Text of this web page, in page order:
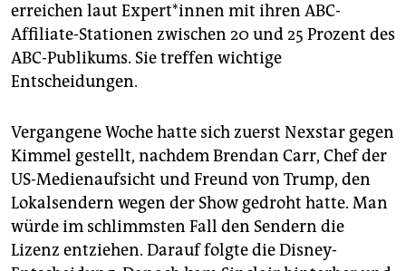
erreichen laut Ex­per­t*in­nen mit ihren ABC-
Affiliate-Stationen zwischen 20 und 25 Prozent des
ABC-Publikums. Sie treffen wichtige
Entscheidungen.
Vergangene Woche hatte sich zuerst Nexstar gegen
Kimmel gestellt, nachdem Brendan Carr, Chef der
US-Medienaufsicht und Freund von Trump, den
Lokalsendern wegen der Show gedroht hatte. Man
würde im schlimmsten Fall den Sendern die
Lizenz entziehen. Darauf folgte die Disney-